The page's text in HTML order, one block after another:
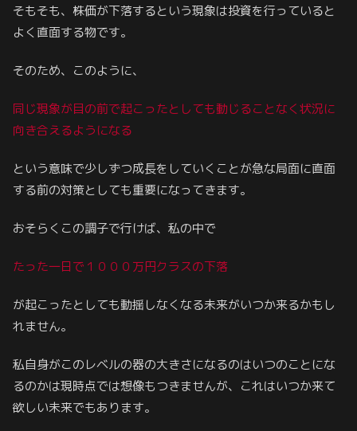
そもそも、株価が下落するという現象は投資を行っていると
よく直面する物です。
そのため、このように、
同じ現象が目の前で起こったとしても動じることなく状況に
向き合えるようになる
という意味で少しずつ成長をしていくことが急な局面に直面
する前の対策としても重要になってきます。
おそらくこの調子で行けば、私の中で
たった一日で１０００万円クラスの下落
が起こったとしても動揺しなくなる未来がいつか来るかもし
れません。
私自身がこのレベルの器の大きさになるのはいつのことにな
るのかは現時点では想像もつきませんが、これはいつか来て
欲しい未来でもあります。